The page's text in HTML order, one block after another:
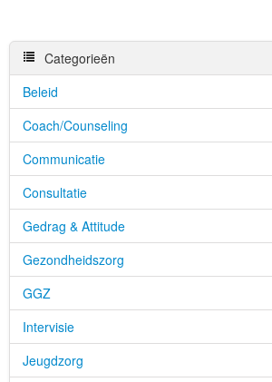
Categorieën
Beleid
Coach/Counseling
Communicatie
Consultatie
Gedrag & Attitude
Gezondheidszorg
GGZ
Intervisie
Jeugdzorg